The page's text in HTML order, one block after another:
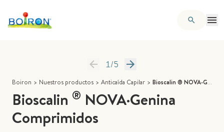
1/5
Boiron > Nuestros productos > Anticaída Capilar > Bioscalin ® NOVA·Genina Comprimidos
Bioscalin ® NOVA·Genina
Comprimidos